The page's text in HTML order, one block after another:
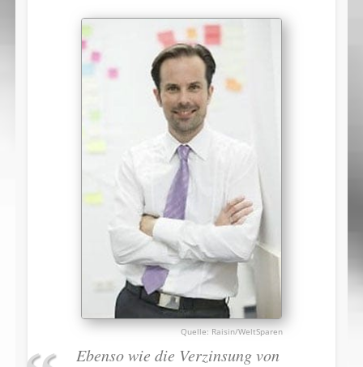
Raisin/WeltSparen
Ebenso wie die Verzinsung von